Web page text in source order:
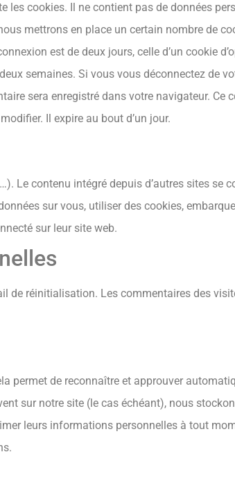
les cookies. Il ne contient pas de données
mettrons en place un certain nombre de
est de deux jours, celle d’un cookie
semaines. Si vous vous déconnectez de
sera enregistré dans votre navigateur. Ce
Il expire au bout d’un jour.
Le contenu intégré depuis d’autres sites se
sur vous, utiliser des cookies,
sur leur site web.
de réinitialisation. Les commentaires des
permet de reconnaître et approuver
sur notre site (le cas échéant), nous
leurs informations personnelles à tout